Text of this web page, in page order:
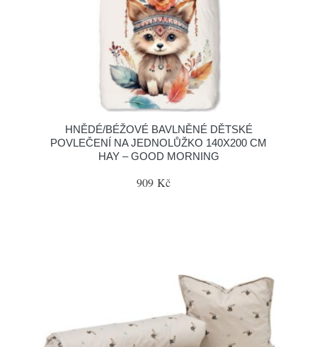
HNĚDÉ/BÉŽOVÉ BAVLNĚNÉ DĚTSKÉ
POVLEČENÍ NA JEDNOLŮŽKO 140X200 CM
HAY – GOOD MORNING
909 Kč